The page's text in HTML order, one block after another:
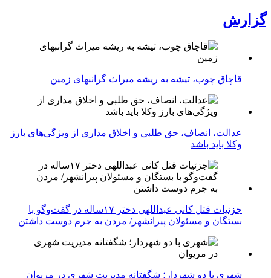
گزارش
قاچاق چوب، تیشه به ریشه میراث گرانبهای زمین
عدالت، انصاف، حق طلبی و اخلاق مداری از ویژگی‌های بارز
وکلا باید باشد
جزئیات قتل کانی عبداللهی دختر ۱۷ساله در گفت‌وگو با
بستگان و مسئولان پیرانشهر/ مردن به جرم دوست داشتن
شهری با دو شهردار؛ شگفتانه مدیریت شهری در مریوان